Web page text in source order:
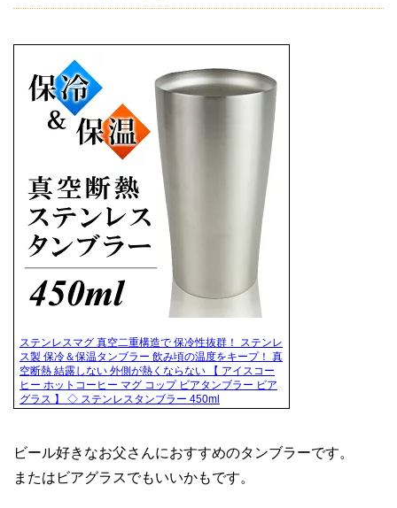
ステンレスマグ 真空二重構造で 保冷性抜群！ ステンレ
ス製 保冷＆保温タンブラー 飲み頃の温度をキープ！ 真
空断熱 結露しない 外側が熱くならない 【 アイスコー
ヒー ホットコーヒー マグ コップ ビアタンブラー ビア
グラス 】 ◇ ステンレスタンブラー 450ml
ビール好きなお父さんにおすすめのタンブラーです。
またはビアグラスでもいいかもです。